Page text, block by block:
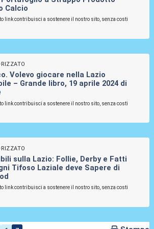
Calcio
link contribuisci a sostenere il nostro sito, senza costi
Volevo giocare nella Lazio
– Grande libro, 19 aprile 2024 di
link contribuisci a sostenere il nostro sito, senza costi
sulla Lazio: Follie, Derby e Fatti
Tifoso Laziale deve Sapere di
link contribuisci a sostenere il nostro sito, senza costi